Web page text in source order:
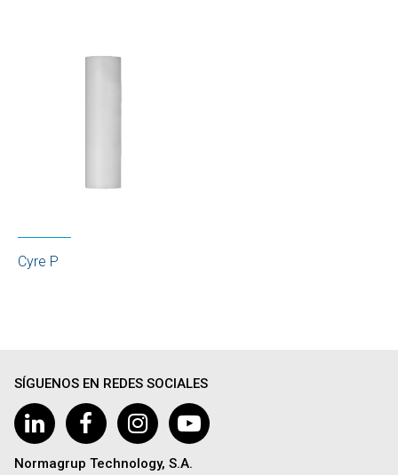
Cyre P
SÍGUENOS EN REDES SOCIALES
Normagrup Technology, S.A.